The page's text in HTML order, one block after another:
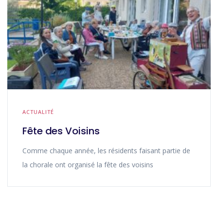
ACTUALITÉ
Fête des Voisins
Comme chaque année, les résidents faisant partie de
la chorale ont organisé la fête des voisins